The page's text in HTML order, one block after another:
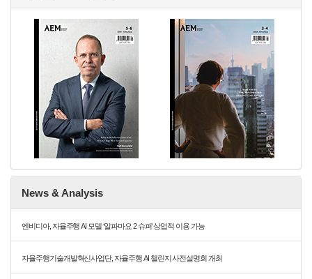
News & Analysis
엔비디아, 자율주행 AI 모델 ‘알파마요 2 슈퍼’ 상업적 이용 가능
자율주행기술개발혁신사업단, 자율주행 AI 챌린지 사전설명회 개최